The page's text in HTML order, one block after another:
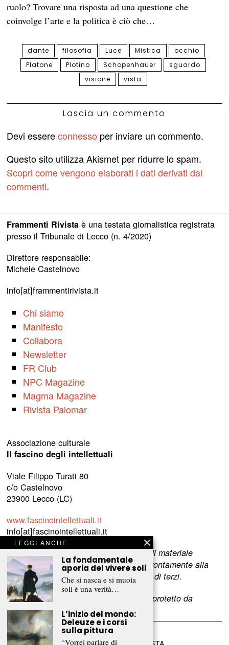
ruolo? Trovare una risposta ad una questione che
coinvolge l’arte e la politica è ciò che…
dante filosofia Luce Mistica
occhio
Platone
Plotino Schopenhauer
sguardo
visione
vista
Lascia un commento
Devi essereconnesso per inviare un commento.
Questo sito utilizza Akismet per ridurre lo spam.
Scopri come vengono elaborati i dati derivati dai
commenti.
Frammenti Rivistaè una testata giornalistica registrata
presso il Tribunale di Lecco (n. 4/2020)
Direttore responsabile:
Michele Castelnovo
info[at]frammentirivista.it
Chi siamo
Manifesto
Collabora
Newsletter
FR Club
NPC Magazine
Magma Magazine
Rivista Palomar
Associazione culturale
Il fascino degli intellettuali
Viale Filippo Turati 80
c/o Castelnovo
23900 Lecco (LC)
www.fascinointellettuali.it
info[at]fascinointellettuali.it
Per segnalare eventuali errori nell’uso di materiale
riservato,
scriveteci e provvederemo prontamente alla
rimozione del materiale lesivo dei diritti di terzi.
L’intero contenuto di questo sito web è protetto da
copyright.
LEGGI ANCHE
La fondamentale
aporia del vivere soli
Che si nasca e si muoia
soli è una verità…
L’inizio del mondo:
Deleuze e i corsi
sulla pittura
“Vorrei parlare di